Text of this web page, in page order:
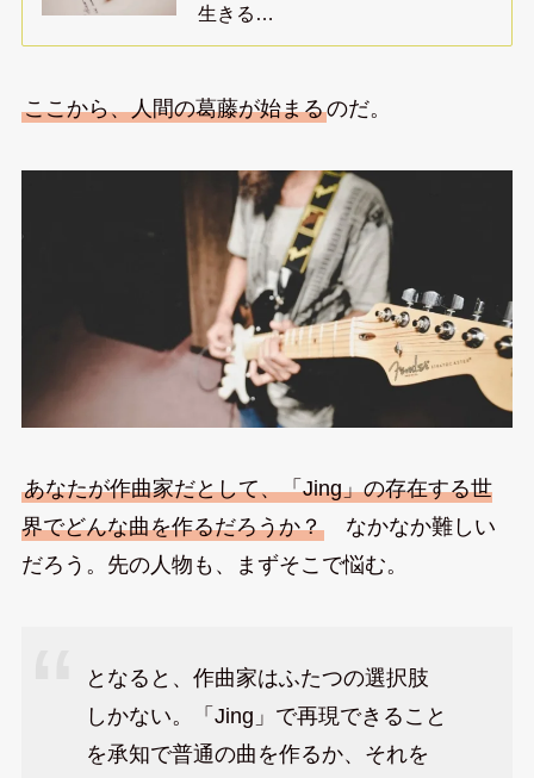
生きる…
ここから、人間の葛藤が始まるのだ。
あなたが作曲家だとして、「Jing」の存在する世
界でどんな曲を作るだろうか？なかなか難しい
だろう。先の人物も、まずそこで悩む。
となると、作曲家はふたつの選択肢
しかない。「Jing」で再現できること
を承知で普通の曲を作るか、それを